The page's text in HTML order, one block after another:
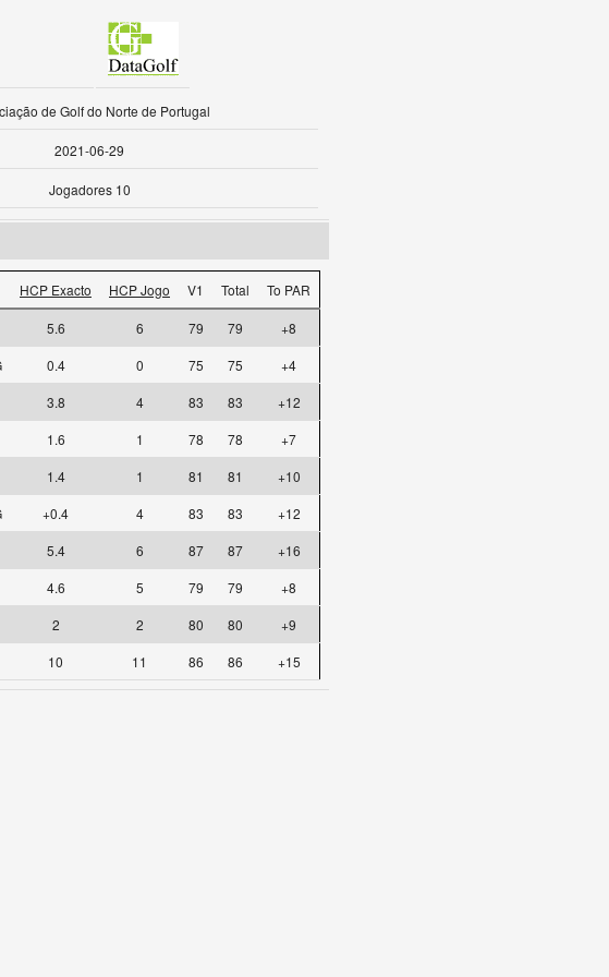
de Golf do Norte de Portugal
2021-06-29
Jogadores 10
HCP Exacto HCP Jogo V1 Total To PAR
5.6 6 79 79
+8
0.4 0 75 75
+4
3.8 4 83 83
+12
1.6 1 78 78
+7
1.4 1 81 81
+10
+0.4 4 83 83
+12
5.4 6 87 87
+16
4.6 5 79 79
+8
2 2 80 80
+9
10 11 86 86 +15